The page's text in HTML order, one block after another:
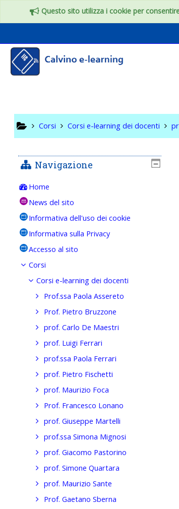
Questo sito utilizza i cookie per
Corsi Corsi e-learning dei docenti
Navigazione
Home
News del sito
Informativa dell'uso dei cookie
Informativa sulla Privacy
Accesso al sito
Corsi
Corsi e-learning dei docenti
Prof.ssa Paola Assereto
Prof. Pietro Bruzzone
prof. Carlo De Maestri
prof. Luigi Ferrari
prof.ssa Paola Ferrari
prof. Pietro Fischetti
prof. Maurizio Foca
Prof. Francesco Lonano
prof. Giuseppe Martelli
prof.ssa Simona Mignosi
prof. Giacomo Pastorino
prof. Simone Quartara
prof. Maurizio Sante
Prof. Gaetano Sberna